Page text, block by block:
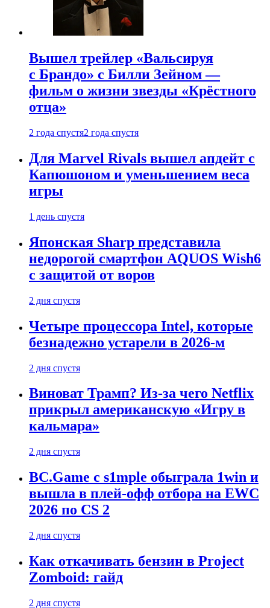
Вышел трейлер «Вальсируя
с Брандо» с Билли Зейном —
фильм о жизни звезды «Крёстного
отца»
2 года спустя2 года спустя
Для Marvel Rivals вышел апдейт с
Капюшоном и уменьшением веса
игры
1 день спустя
Японская Sharp представила
недорогой смартфон AQUOS Wish6
с защитой от воров
2 дня спустя
Четыре процессора Intel, которые
безнадежно устарели в 2026-м
2 дня спустя
Виноват Трамп? Из-за чего Netflix
прикрыл американскую «Игру в
кальмара»
2 дня спустя
BC.Game с s1mple обыграла 1win и
вышла в плей-офф отбора на EWC
2026 по CS 2
2 дня спустя
Как откачивать бензин в Project
Zomboid: гайд
2 дня спустя